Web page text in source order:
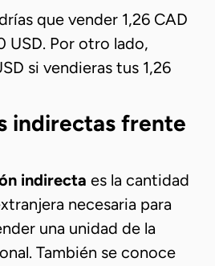
que vender 1,26 CAD
USD. Por otro lado,
si vendieras tus 1,26
indirectas frente
indirecta es la cantidad
necesaria para
una unidad de la
También se conoce